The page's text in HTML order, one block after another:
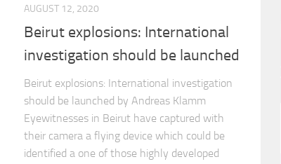
AUGUST 12, 2020
Beirut explosions: International
investigation should be launched
Beirut explosions: International investigation
should be launched by Andreas Klamm
Eyewitnesses in Beirut have captured with
their camera a flying device which could be
identified a one of those highly developed